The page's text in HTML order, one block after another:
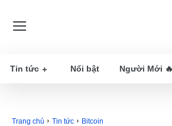
Tin tức Nổi bật Người Mới 🔥
Trang chủ Tin tức Bitcoin